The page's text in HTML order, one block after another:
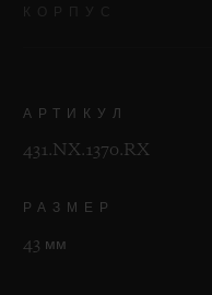
АРТИКУЛ
431.NX.1370.RX
РАЗМЕР
43 мм